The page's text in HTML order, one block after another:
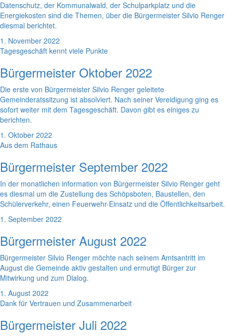
Datenschutz, der Kommunalwald, der Schulparkplatz und die
Energiekosten sind die Themen, über die Bürgermeister Silvio Renger
diesmal berichtet.
1. November 2022
Tagesgeschäft kennt viele Punkte
Bürgermeister Oktober 2022
Die erste von Bürgermeister Silvio Renger geleitete
Gemeinderatssitzung ist absolviert. Nach seiner Vereidigung ging es
sofort weiter mit dem Tagesgeschäft. Davon gibt es einiges zu
berichten.
1. Oktober 2022
Aus dem Rathaus
Bürgermeister September 2022
In der monatlichen information von Bürgermeister Silvio Renger geht
es diesmal um die Zustellung des Schöpsboten, Baustellen, den
Schülerverkehr, einen Feuerwehr-Einsatz und die Öffentlichkeitsarbeit.
1. September 2022
Bürgermeister August 2022
Bürgermeister Silvio Renger möchte nach seinem Amtsantritt im
August die Gemeinde aktiv gestalten und ermutigt Bürger zur
Mitwirkung und zum Dialog.
1. August 2022
Dank für Vertrauen und Zusammenarbeit
Bürgermeister Juli 2022